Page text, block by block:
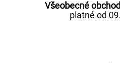
Všeobecné
platné od